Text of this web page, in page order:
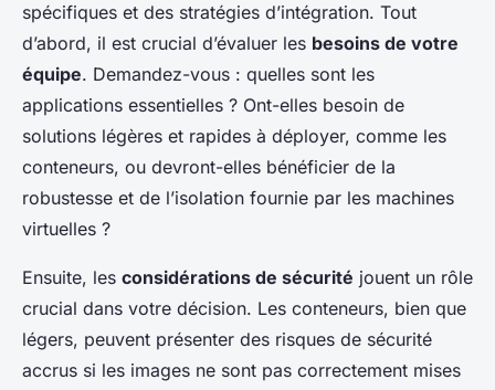
spécifiques et des stratégies d’intégration. Tout
d’abord, il est crucial d’évaluer les besoins de votre
équipe. Demandez-vous : quelles sont les
applications essentielles ? Ont-elles besoin de
solutions légères et rapides à déployer, comme les
conteneurs, ou devront-elles bénéficier de la
robustesse et de l’isolation fournie par les machines
virtuelles ?
Ensuite, les considérations de sécurité jouent un rôle
crucial dans votre décision. Les conteneurs, bien que
légers, peuvent présenter des risques de sécurité
accrus si les images ne sont pas correctement mises